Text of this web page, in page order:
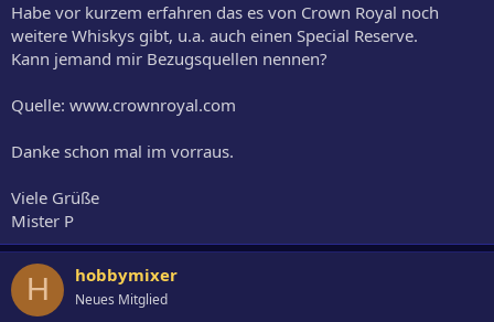
Habe vor kurzem erfahren das es von Crown Royal noch
weitere Whiskys gibt, u.a. auch einen Special Reserve.
Kann jemand mir Bezugsquellen nennen?
Quelle: www.crownroyal.com
Danke schon mal im vorraus.
Viele Grüße
Mister P
H hobbymixer
Neues Mitglied